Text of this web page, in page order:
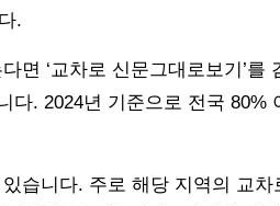
.
면 ‘교차로 신문그대로보기’를
다. 2024년 기준으로 전국 80%
습니다. 주로 해당 지역의 교차